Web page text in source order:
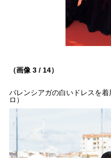
（画像 3 / 14）
バレンシアガの白いドレスを
ロ）